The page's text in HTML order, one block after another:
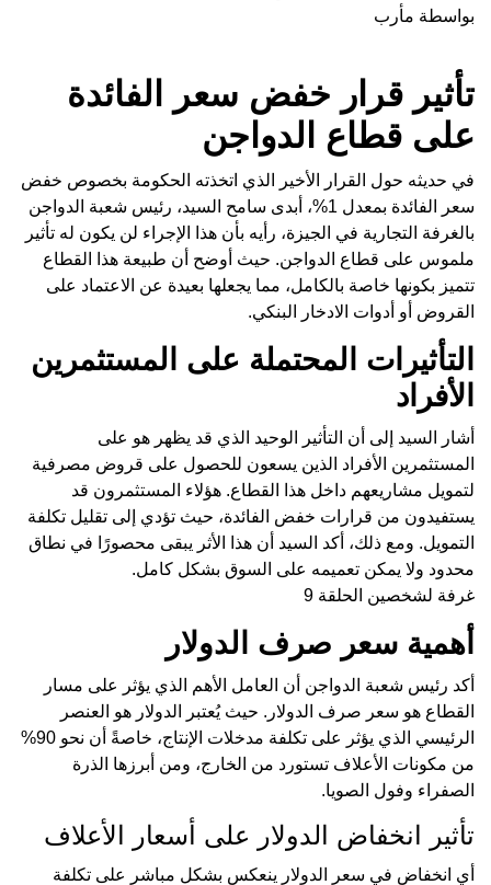
بواسطة مأرب
تأثير قرار خفض سعر الفائدة
على قطاع الدواجن
في حديثه حول القرار الأخير الذي اتخذته الحكومة بخصوص خفض
سعر الفائدة بمعدل 1%، أبدى سامح السيد، رئيس شعبة الدواجن
بالغرفة التجارية في الجيزة، رأيه بأن هذا الإجراء لن يكون له تأثير
ملموس على قطاع الدواجن. حيث أوضح أن طبيعة هذا القطاع
تتميز بكونها خاصة بالكامل، مما يجعلها بعيدة عن الاعتماد على
القروض أو أدوات الادخار البنكي.
التأثيرات المحتملة على المستثمرين
الأفراد
أشار السيد إلى أن التأثير الوحيد الذي قد يظهر هو على
المستثمرين الأفراد الذين يسعون للحصول على قروض مصرفية
لتمويل مشاريعهم داخل هذا القطاع. هؤلاء المستثمرون قد
يستفيدون من قرارات خفض الفائدة، حيث تؤدي إلى تقليل تكلفة
التمويل. ومع ذلك، أكد السيد أن هذا الأثر يبقى محصورًا في نطاق
محدود ولا يمكن تعميمه على السوق بشكل كامل.
غرفة لشخصين الحلقة 9
أهمية سعر صرف الدولار
أكد رئيس شعبة الدواجن أن العامل الأهم الذي يؤثر على مسار
القطاع هو سعر صرف الدولار. حيث يُعتبر الدولار هو العنصر
الرئيسي الذي يؤثر على تكلفة مدخلات الإنتاج، خاصةً أن نحو 90%
من مكونات الأعلاف تستورد من الخارج، ومن أبرزها الذرة
الصفراء وفول الصويا.
تأثير انخفاض الدولار على أسعار الأعلاف
أي انخفاض في سعر الدولار ينعكس بشكل مباشر على تكلفة